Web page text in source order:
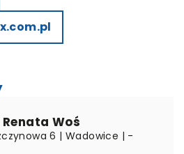
Renata Woś
6 | Wadowice | -